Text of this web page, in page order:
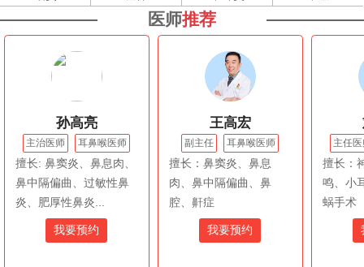
医师推荐
孙高亮
主治医师 耳鼻喉医师
擅长: 鼻窦炎、鼻息肉、
鼻中隔偏曲、过敏性鼻
炎、肥厚性鼻炎...
我要预约
王高宏
副主任 耳鼻喉医师
擅长：鼻窦炎、鼻息
肉、鼻中隔偏曲、鼻
腔、鼾症
我要预约
主任
擅长：
鸣、小
蜗手术